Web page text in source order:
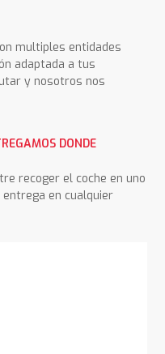
multiples entidades
adaptada a tus
y nosotros nos
DONDE
recoger el coche en uno
en cualquier